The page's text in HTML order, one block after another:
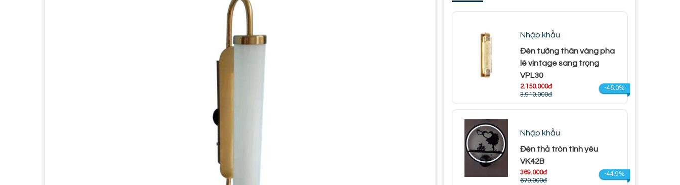
Nhập khẩu
Đèn tường thân vàng pha
lê vintage sang trọng
VPL30
2.150.000đ
3.910.000đ
-45.0%
Nhập khẩu
Đèn thả tròn tình yêu
VK42B
369.000đ
670.000đ
-44.9%